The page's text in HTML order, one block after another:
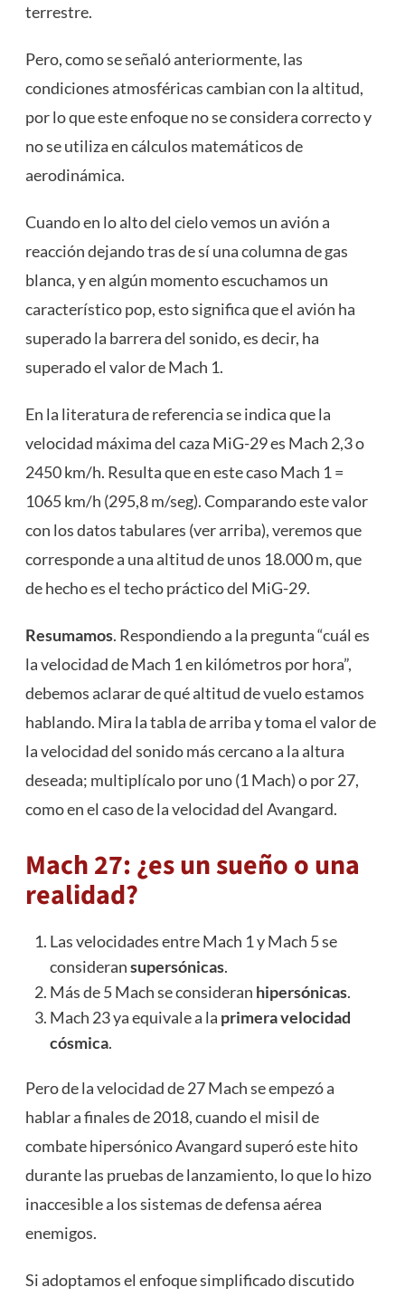
terrestre.
Pero, como se señaló anteriormente, las
condiciones atmosféricas cambian con la altitud,
por lo que este enfoque no se considera correcto y
no se utiliza en cálculos matemáticos de
aerodinámica.
Cuando en lo alto del cielo vemos un avión a
reacción dejando tras de sí una columna de gas
blanca, y en algún momento escuchamos un
característico pop, esto significa que el avión ha
superado la barrera del sonido, es decir, ha
superado el valor de Mach 1.
En la literatura de referencia se indica que la
velocidad máxima del caza MiG-29 es Mach 2,3 o
2450 km/h. Resulta que en este caso Mach 1 =
1065 km/h (295,8 m/seg). Comparando este valor
con los datos tabulares (ver arriba), veremos que
corresponde a una altitud de unos 18.000 m, que
de hecho es el techo práctico del MiG-29.
Resumamos. Respondiendo a la pregunta “cuál es
la velocidad de Mach 1 en kilómetros por hora”,
debemos aclarar de qué altitud de vuelo estamos
hablando. Mira la tabla de arriba y toma el valor de
la velocidad del sonido más cercano a la altura
deseada; multiplícalo por uno (1 Mach) o por 27,
como en el caso de la velocidad del Avangard.
Mach 27: ¿es un sueño o una
realidad?
Las velocidades entre Mach 1 y Mach 5 se
consideransupersónicas.
Más de 5 Mach se consideran hipersónicas.
Mach 23 ya equivale a la primera velocidad
cósmica.
Pero de la velocidad de 27 Mach se empezó a
hablar a finales de 2018, cuando el misil de
combate hipersónico Avangard superó este hito
durante las pruebas de lanzamiento, lo que lo hizo
inaccesible a los sistemas de defensa aérea
enemigos.
Si adoptamos el enfoque simplificado discutido